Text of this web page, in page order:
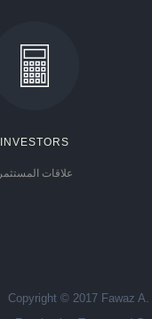
INVESTORS
علاقات المستثمر
Copyright © 2017 Fawaz